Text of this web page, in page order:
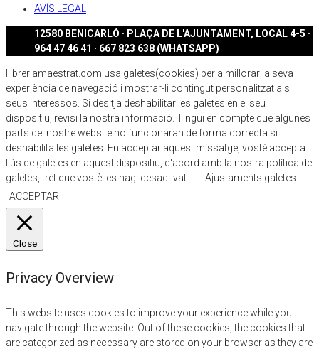
AVÍS LEGAL
12580 BENICARLÓ · PLAÇA DE L'AJUNTAMENT, LOCAL 4-5 ·
964 47 46 41 · 667 823 638 (WHATSAPP)
llibreriamaestrat.com usa galetes(cookies) per a millorar la seva
experiència de navegació i mostrar-li contingut personalitzat als
seus interessos. Si desitja deshabilitar les galetes en el seu
dispositiu, revisi la nostra informació. Tingui en compte que algunes
parts del nostre website no funcionaran de forma correcta si
deshabilita les galetes. En acceptar aquest missatge, vostè accepta
l'ús de galetes en aquest dispositiu, d'acord amb la nostra política de
galetes, tret que vostè les hagi desactivat.
Ajustaments galetes
ACCEPTAR
Close
Privacy Overview
This website uses cookies to improve your experience while you
navigate through the website. Out of these cookies, the cookies that
are categorized as necessary are stored on your browser as they are